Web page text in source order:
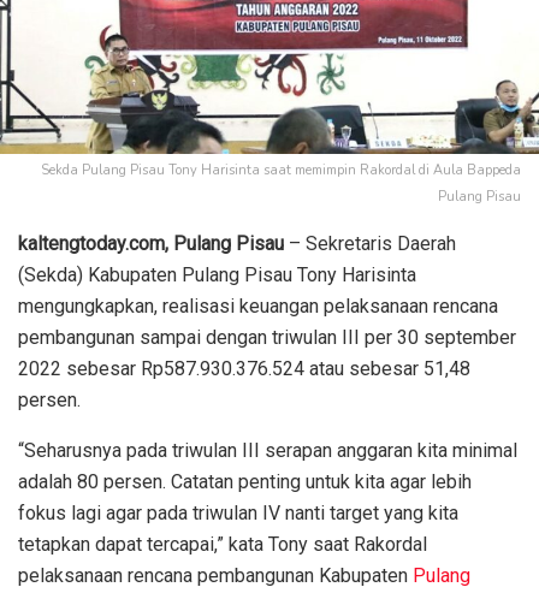
Sekda Pulang Pisau Tony Harisinta saat memimpin Rakordal di Aula Bappeda
Pulang Pisau
kaltengtoday.com, Pulang Pisau – Sekretaris Daerah
(Sekda) Kabupaten Pulang Pisau Tony Harisinta
mengungkapkan, realisasi keuangan pelaksanaan rencana
pembangunan sampai dengan triwulan III per 30 september
2022 sebesar Rp587.930.376.524 atau sebesar 51,48
persen.
“Seharusnya pada triwulan III serapan anggaran kita minimal
adalah 80 persen. Catatan penting untuk kita agar lebih
fokus lagi agar pada triwulan IV nanti target yang kita
tetapkan dapat tercapai,” kata Tony saat Rakordal
pelaksanaan rencana pembangunan Kabupaten Pulang